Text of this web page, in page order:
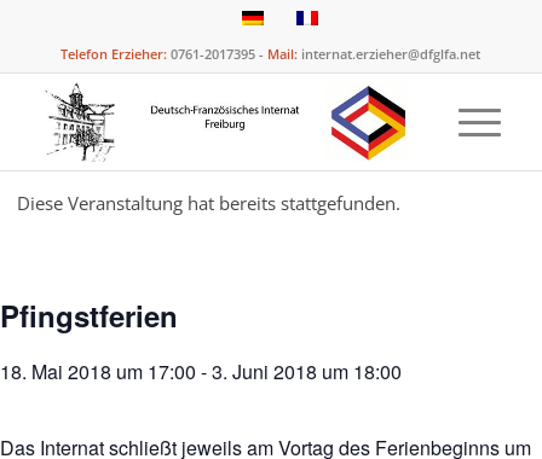
Telefon Erzieher: 0761-2017395 - Mail: internat.erzieher@dfglfa.net
Diese Veranstaltung hat bereits stattgefunden.
Pfingstferien
18. Mai 2018 um 17:00 -3. Juni 2018 um 18:00
Das Internat schließt jeweils am Vortag des Ferienbeginns um